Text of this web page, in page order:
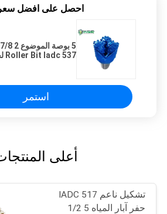
احصل على افضل
Roller Bit Iadc 537 لحفر آبار المياه
استمر
أعلى
تشكيل ناعم IADC 517
حفر آبار المياه 5 1/2